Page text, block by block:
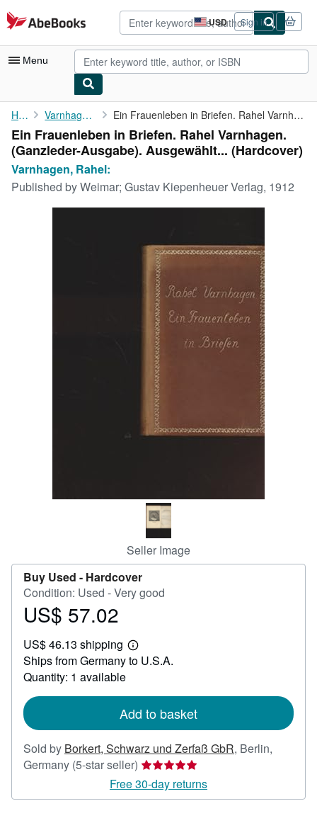
Skip to main content
AbeBooks.com USD
Site
shopping
preferences
Sign in
Menu
My Account
My Purchases
Advanced Search
Browse Collections
CLOSE
Home Varnhagen, Rahel: Ein Frauenleben in Briefen. Rahel Varnhagen. (Ganzleder-Ausgabe)...
Ein Frauenleben in Briefen. Rahel Varnhagen.
(Ganzleder-Ausgabe). Ausgewählt... (Hardcover)
Varnhagen, Rahel:
Published byWeimar; Gustav Kiepenheuer Verlag, 1912
Seller Image
Buy Used - Hardcover
Condition: Used - Very good
Price
57.02
US$ 57.02
US$ 46.13 shipping
Learn
more
Ships from Germany to U.S.A.
Quantity: 1 available
Add to basket
Sold by Borkert, Schwarz und Zerfaß GbR, Berlin,
Germany (5-star seller) Seller
rating
5
Free 30-day returns